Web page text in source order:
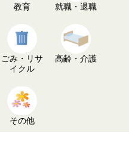
教育 就職・退職
ごみ・リサ
イクル
高齢・介護
その他